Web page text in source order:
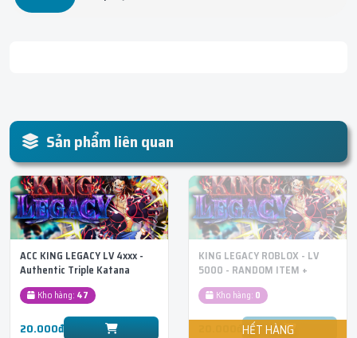
Sản phẩm liên quan
ACC KING LEGACY LV 4xxx -
Authentic Triple Katana
Sword và nhiều item đỏ khác
Kho hàng: 47
20.000đ
KING LEGACY ROBLOX - LV
5000 - RANDOM ITEM +
SWORD
Kho hàng: 0